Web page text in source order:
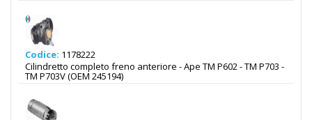
Codice: 1178222
Cilindretto completo freno anteriore - Ape TM P602 - TM P703 -
TM P703V (OEM 245194)